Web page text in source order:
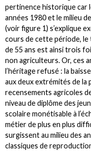
pertinence historique car
années 1980 et le milieu
(voir figure 1) s’explique
cours de cette période, le
de 55 ans est ainsi trois
non agriculteurs. Or, ces
l’héritage refusé : la
aux deux extrémités de la
recensements agricoles
niveau de diplôme des
scolaire monétisable à
métier de plus en plus
surgissent au milieu des
classiques de